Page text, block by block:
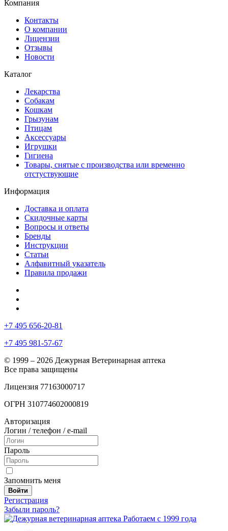
Компания
Контакты
О компании
Лицензии
Отзывы
Новости
Каталог
Лекарства
Собакам
Кошкам
Грызунам
Птицам
Аксессуары
Игрушки
Гигиена
Товары, снятые с производства или временно
отстуствующие
Информация
Доставка и оплата
Скидочные карты
Вопросы и ответы
Бренды
Инструкции
Статьи
Алфавитный указатель
Правила продажи
+7 495 656-20-81
+7 495 981-57-67
© 1999 – 2026 Дежурная Ветеринарная аптека
Все права защищены
Лицензия 77163000717
ОГРН 310774602000819
Авторизация
Логин / телефон / e-mail
Пароль
Запомнить меня
Войти
Регистрация
Забыли пароль?
Работаем с 1999 года